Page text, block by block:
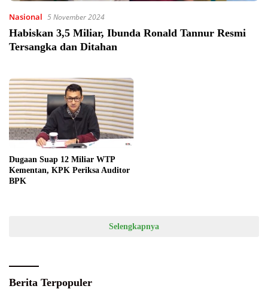
Nasional 5 November 2024
Habiskan 3,5 Miliar, Ibunda Ronald Tannur Resmi
Tersangka dan Ditahan
Dugaan Suap 12 Miliar WTP
Kementan, KPK Periksa Auditor
BPK
Selengkapnya
Berita Terpopuler